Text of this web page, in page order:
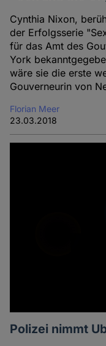
Cynthia Nixon,
der Erfolgsserie
für das Amt des
York
wäre sie die erste
Gouverneurin von
Florian Meer
23.03.2018
Polizei nimmt